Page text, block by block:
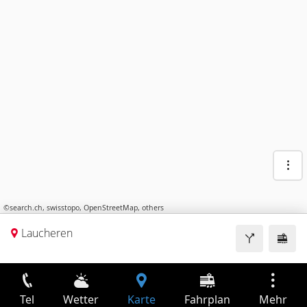
©search.ch, swisstopo, OpenStreetMap, others
Laucheren
Tel Wetter Karte Fahrplan Mehr